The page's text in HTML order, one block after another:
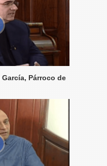
Párroco de